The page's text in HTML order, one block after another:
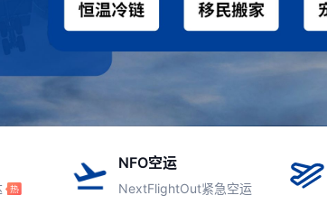
NFO空运
NextFlightOut紧急空运